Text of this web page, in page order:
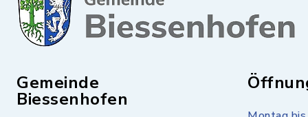
Gemeinde
Biessenhofen